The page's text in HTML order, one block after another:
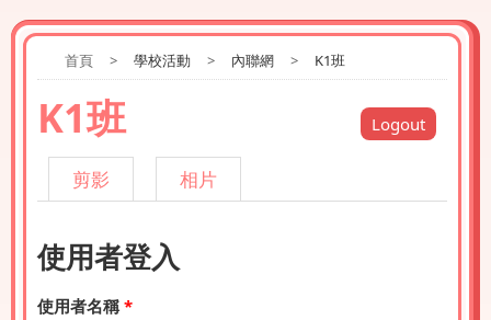
首頁 > 學校活動 > 內聯網 > K1班
Logout
K1班
剪影 相片
使用者登入
使用者名稱*